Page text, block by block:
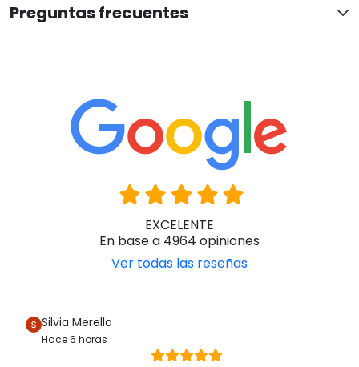
Preguntas frecuentes
EXCELENTE
En base a 4964 opiniones
Ver todas las reseñas
Silvia Merello
Hace 6 horas